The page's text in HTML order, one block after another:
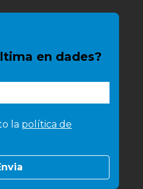
en dades?
la política de